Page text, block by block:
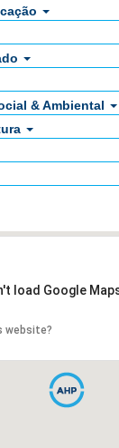
& Ambiental
load Google
website?